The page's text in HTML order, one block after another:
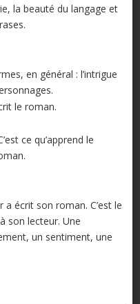
la beauté du langage et
en général : l’intrigue
le roman.
ce qu’apprend le
a écrit son roman. C’est le
son lecteur. Une
un sentiment, une